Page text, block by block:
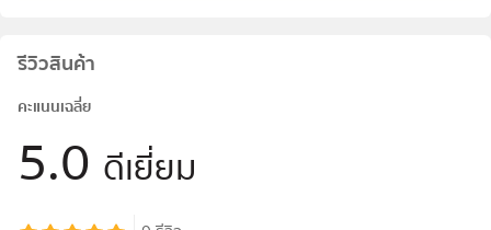
รีวิวสินค้า
คะแนนเฉลี่ย
5.0 ดีเยี่ยม